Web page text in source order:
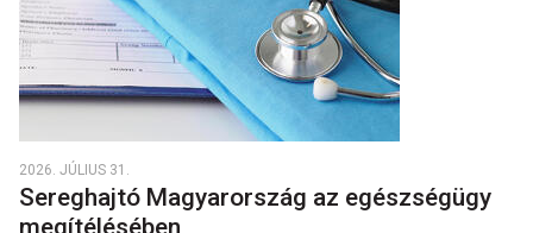
2026. JÚLIUS 31.
Sereghajtó Magyarország az egészségügy
megítélésében